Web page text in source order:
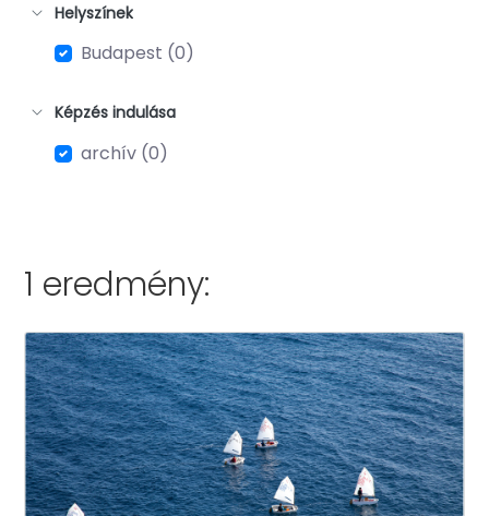
Helyszínek
Budapest (0)
Képzés indulása
archív (0)
1 eredmény: